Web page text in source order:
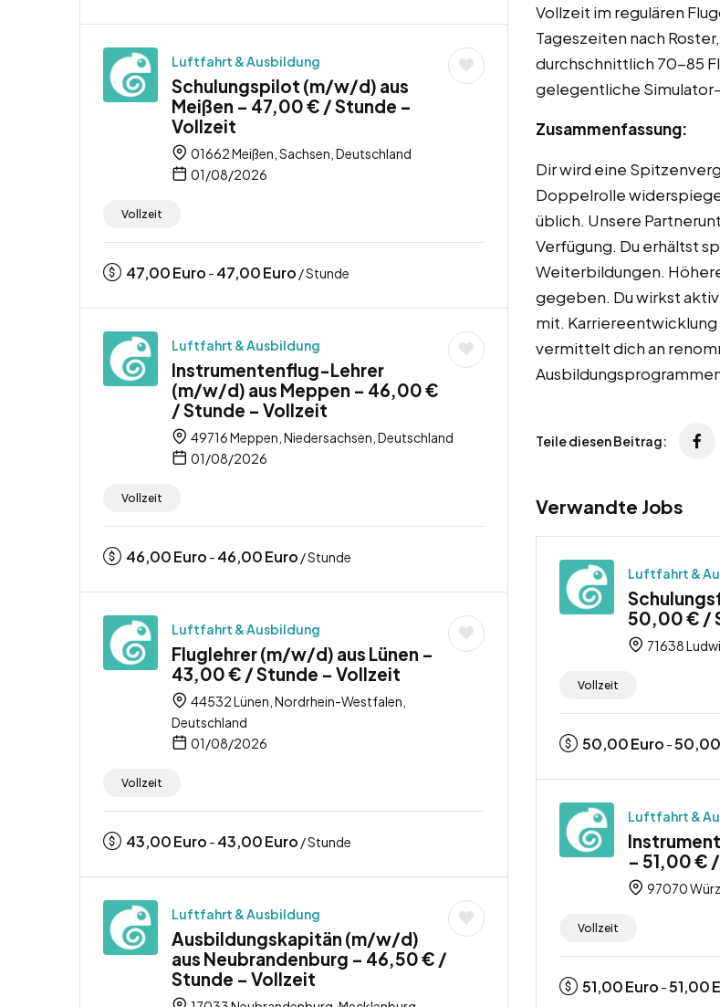
Luftfahrt & Ausbildung
Schulungspilot (m/w/d) aus
Meißen – 47,00 € / Stunde –
Vollzeit
01662 Meißen, Sachsen, Deutschland
01/08/2026
Vollzeit
47,00Euro - 47,00Euro / Stunde
Luftfahrt & Ausbildung
Instrumentenflug-Lehrer
(m/w/d) aus Meppen – 46,00 €
/ Stunde – Vollzeit
49716 Meppen, Niedersachsen, Deutschland
01/08/2026
Vollzeit
46,00Euro - 46,00Euro / Stunde
Luftfahrt & Ausbildung
Fluglehrer (m/w/d) aus Lünen –
43,00 € / Stunde – Vollzeit
44532 Lünen, Nordrhein-Westfalen,
Deutschland
01/08/2026
Vollzeit
43,00Euro - 43,00Euro / Stunde
Luftfahrt & Ausbildung
Ausbildungskapitän (m/w/d)
aus Neubrandenburg – 46,50 € /
Stunde – Vollzeit
Vollzeit im regulären
Tageszeiten nach
durchschnittlich 70-85
gelegentliche
Zusammenfassung:
Dir wird eine
Doppelrolle
üblich. Unsere
Verfügung. Du erhältst
Weiterbildungen.
gegeben. Du wirkst
mit. Karriereentwicklung
vermittelt dich an
Teile diesen Beitrag:
Verwandte Jobs
Luftfahrt &
50,00 € /
71638
Vollzeit
50,00Euro -50,00
Luftfahrt &
– 51,00 €
97070
Vollzeit
51,00Euro -51,00